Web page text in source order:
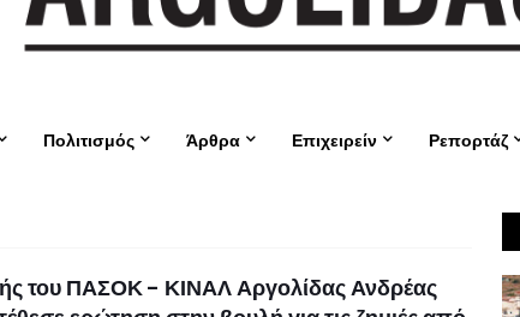
Πολιτισμός Άρθρα Επιχειρείν Ρεπορτάζ
του ΠΑΣΟΚ - ΚΙΝΑΛ Αργολίδας Ανδρέας